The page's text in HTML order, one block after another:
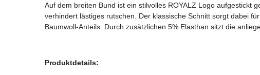
Auf dem breiten Bund ist ein stilvolles ROYALZ Logo aufgestickt
verhindert lästiges rutschen. Der klassische Schnitt sorgt dabei
Baumwoll-Anteils. Durch zusätzlichen 5% Elasthan sitzt die
Produktdetails: